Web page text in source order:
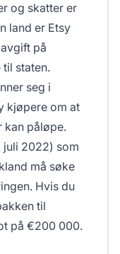
og skatter er
land er Etsy
på
staten.
seg i
kjøpere om at
kan påløpe.
juli 2022) som
må søke
Hvis du
til
på €200 000.